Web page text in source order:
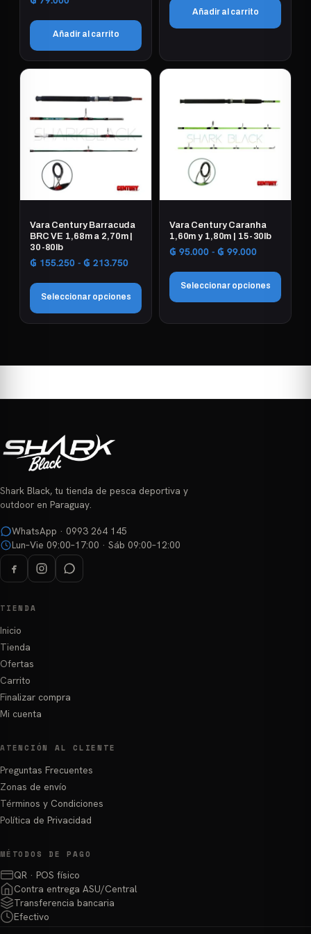
página
de
producto
producto
Añadir al carrito
Añadir al carrito
Vara Century Barracuda
BRC VE 1,68m a 2,70m |
30-80lb
₲ 155.250 - ₲ 213.750Rango
precios:
desde
₲ 155.250
Seleccionar opciones
tiene
variantes.
se
pueden
en
página
de
producto
Vara Century Caranha
1,60m y 1,80m | 15-30lb
₲ 95.000 - ₲ 99.000Rango
precios:
desde
₲ 95.000
Seleccionar opciones
Este
múltiples
Las
en
producto
Shark Black, tu tienda de pesca deportiva y
outdoor en Paraguay.
WhatsApp · 0993 264 145
Lun–Vie 09:00–17:00 · Sáb 09:00–12:00
TIENDA
Inicio
Tienda
Ofertas
Carrito
Finalizar compra
Mi cuenta
ATENCIÓN AL CLIENTE
Preguntas Frecuentes
Zonas de envío
Términos y Condiciones
Política de Privacidad
MÉTODOS DE PAGO
QR · POS físico
Contra entrega ASU/Central
Transferencia bancaria
Efectivo